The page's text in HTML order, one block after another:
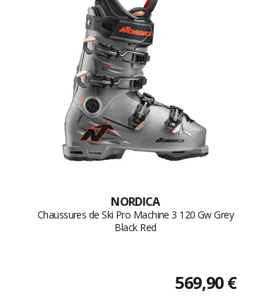
NORDICA
Chaussures de Ski Pro Machine 3 120 Gw Grey
Black Red
569,90 €